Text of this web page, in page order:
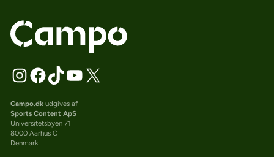
Campo.dkudgives af
Sports Content ApS
Universitetsbyen 71
8000 Aarhus C
Denmark